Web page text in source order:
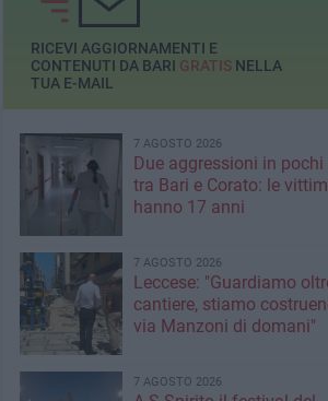
RICEVI AGGIORNAMENTI E
CONTENUTI DA BARI GRATISNELLA
TUA E-MAIL
7 AGOSTO 2026
Due aggressioni in pochi
tra Bari e Corato: le
hanno 17 anni
7 AGOSTO 2026
Leccese: "Guardiamo
cantiere, stiamo
via Manzoni di domani"
7 AGOSTO 2026